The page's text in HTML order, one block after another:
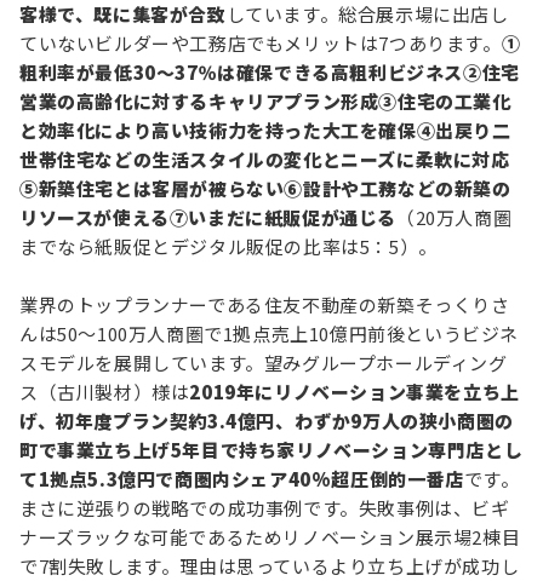
客様で、既に集客が合致 しています。総合展示場に出店し
ていないビルダーや工務店でもメリットは7つあります。 ①
粗利率が最低30～37％は確保できる高粗利ビジネス②住宅
営業の高齢化に対するキャリアプラン形成③住宅の工業化
と効率化により高い技術力を持った大工を確保④出戻り二
世帯住宅などの生活スタイルの変化とニーズに柔軟に対応
⑤新築住宅とは客層が被らない⑥設計や工務などの新築の
リソースが使える⑦いまだに紙販促が通じる （20万人商圏
までなら紙販促とデジタル販促の比率は5：5）。
業界のトップランナーである住友不動産の新築そっくりさ
んは50～100万人商圏で1拠点売上10億円前後というビジネ
スモデルを展開しています。望みグループホールディング
ス（古川製材）様は2019年にリノベーション事業を立ち上
げ、初年度プラン契約3.4億円、わずか9万人の狭小商圏の
町で事業立ち上げ5年目で持ち家リノベーション専門店とし
て1拠点5.3億円で商圏内シェア40%超圧倒的一番店です。
まさに逆張りの戦略での成功事例です。失敗事例は、ビギ
ナーズラックな可能であるためリノベーション展示場2棟目
で7割失敗します。理由は思っているより立ち上げが成功し